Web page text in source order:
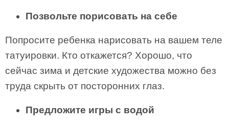
Позвольте порисовать на себе
Попросите ребенка нарисовать на вашем теле
татуировки. Кто откажется? Хорошо, что
сейчас зима и детские художества можно без
труда скрыть от посторонних глаз.
Предложите игры с водой